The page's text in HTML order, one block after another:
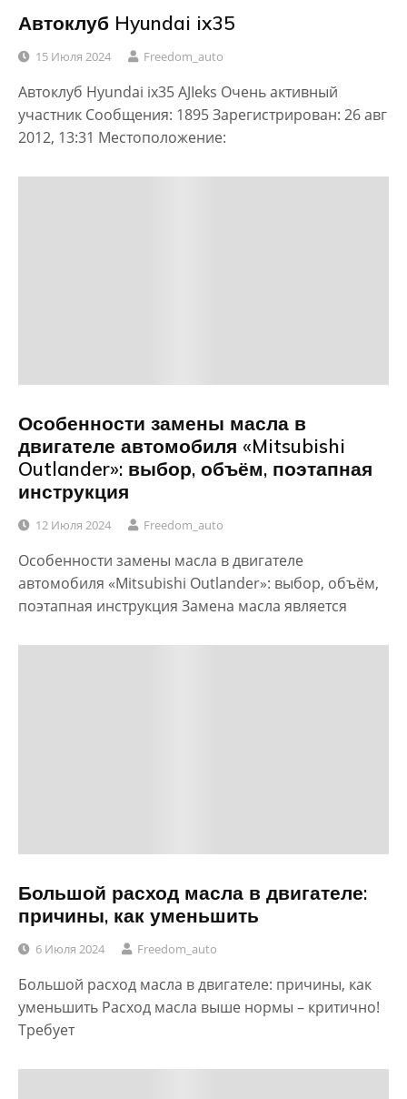
Автоклуб Hyundai ix35
15 Июля 2024 Freedom_auto
Автоклуб Hyundai ix35 AJIeks Очень активный
участник Сообщения: 1895 Зарегистрирован: 26 авг
2012, 13:31 Местоположение:
Особенности замены масла в
двигателе автомобиля «Mitsubishi
Outlander»: выбор, объём, поэтапная
инструкция
12 Июля 2024 Freedom_auto
Особенности замены масла в двигателе
автомобиля «Mitsubishi Outlander»: выбор, объём,
поэтапная инструкция Замена масла является
Большой расход масла в двигателе:
причины, как уменьшить
6 Июля 2024 Freedom_auto
Большой расход масла в двигателе: причины, как
уменьшить Расход масла выше нормы – критично!
Требует